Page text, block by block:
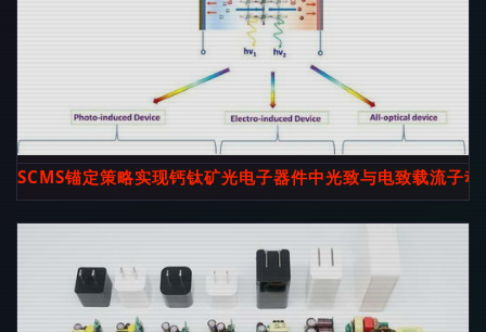
SCMS锚定策略实现钙钛矿光电子器件中光致与电致载流子